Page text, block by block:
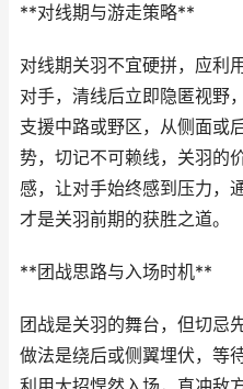
**对线期与游走策略**
对线期关羽不宜硬拼，应利
对手，清线后立即隐匿视野
支援中路或野区，从侧面或
势，切记不可赖线，关羽的
感，让对手始终感到压力，
才是关羽前期的获胜之道。
**团战思路与入场时机**
团战是关羽的舞台，但切忌
做法是绕后或侧翼埋伏，等